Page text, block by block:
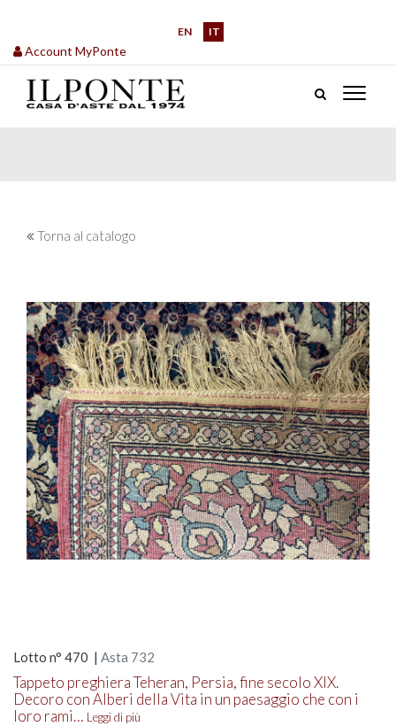
EN IT
Account MyPonte
Torna al catalogo
Lotto n° 470 | Asta 732
Tappeto preghiera Teheran, Persia, fine secolo XIX.
Decoro con Alberi della Vita in un paesaggio che con i
loro rami… Leggi di più